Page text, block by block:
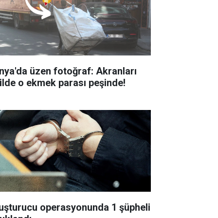
üzen fotoğraf: Akranları
o ekmek parası peşinde!
operasyonunda 1 şüpheli